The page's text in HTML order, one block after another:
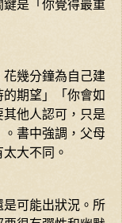
是「你覺得最重
花幾分鐘為自己建
期望」「你會如
他人認可，只是
書中強調，父母
大不同。
可能出狀況。所